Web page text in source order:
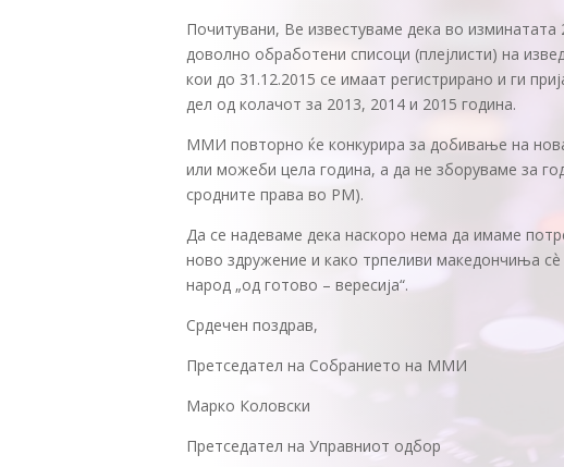
Почитувани, Ве известуваме дека во
доволно обработени списоци (плејлисти) на
кои до 31.12.2015 се имаат регистрирано и ги
дел од колачот за 2013, 2014 и 2015 година.
ММИ повторно ќе конкурира за добивање на
или можеби цела година, а да не зборуваме за
сродните права во РМ).
Да се надеваме дека наскоро нема да имаме
ново здружение и како трпеливи македончиња
народ „од готово – вересија“.
Срдечен поздрав,
Претседател на Собранието на ММИ
Марко Коловски
Претседател на Управниот одбор